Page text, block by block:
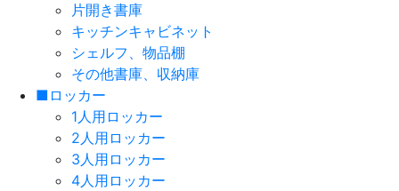
片開き書庫
キッチンキャビネット
シェルフ、物品棚
その他書庫、収納庫
■ロッカー
1人用ロッカー
2人用ロッカー
3人用ロッカー
4人用ロッカー